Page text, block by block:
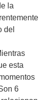
la
del
esta
6